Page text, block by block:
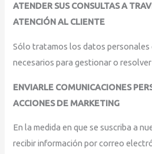
ATENDER SUS CONSULTAS A
ATENCIÓN AL CLIENTE
Sólo tratamos los datos personales
necesarios para gestionar o
ENVIARLE COMUNICACIONES
ACCIONES DE MARKETING
En la medida en que se suscriba a
recibir información por correo